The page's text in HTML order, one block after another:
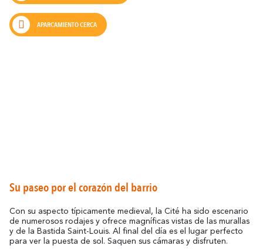
APARCAMIENTO CERCA
Su paseo por el corazón del barrio
Con su aspecto típicamente medieval, la Cité ha sido escenario
de numerosos rodajes y ofrece magníficas vistas de las murallas
y de la Bastida Saint-Louis. Al final del día es el lugar perfecto
para ver la puesta de sol. Saquen sus cámaras y disfruten.